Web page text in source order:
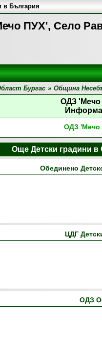
ПУХ', Село
в България
Бургас » Община
ОДЗ
ОДЗ 'Мечо
Още Детски градини
Обединено
ЦДГ
ОДЗ